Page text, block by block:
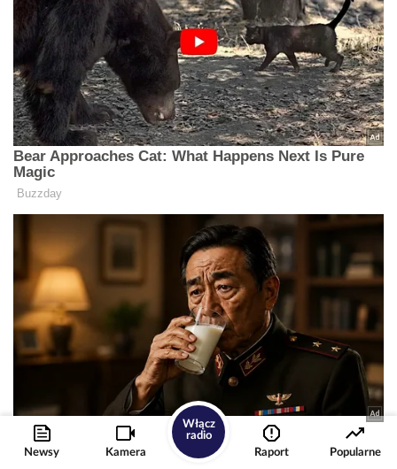
Newsy Kamera
Włącz
radio
Raport
Popularne